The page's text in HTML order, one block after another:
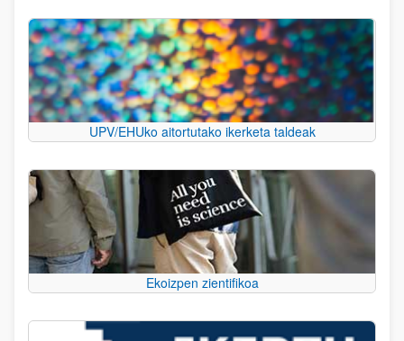
UPV/EHUko aitortutako ikerketa taldeak
Ekoizpen zientifikoa